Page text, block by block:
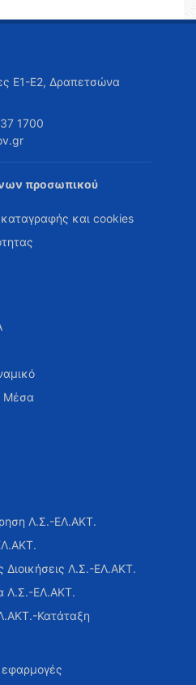
Ε1-Ε2, Δραπετσώνα
1700
προσωπικού
καταγραφής και cookies
Μέσα
Λ.Σ.-ΕΛ.ΑΚΤ.
Διοικήσεις Λ.Σ.-ΕΛ.ΑΚΤ.
Λ.Σ.-ΕΛ.ΑΚΤ.
Κατάταξη